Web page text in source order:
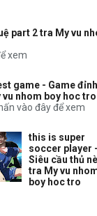
part 2 tra My vu
xem
game - Game
vu nhom boy hoc tro
vào đây để xem
this is super
soccer player
Siêu cầu thủ
tra My vu
boy hoc tro